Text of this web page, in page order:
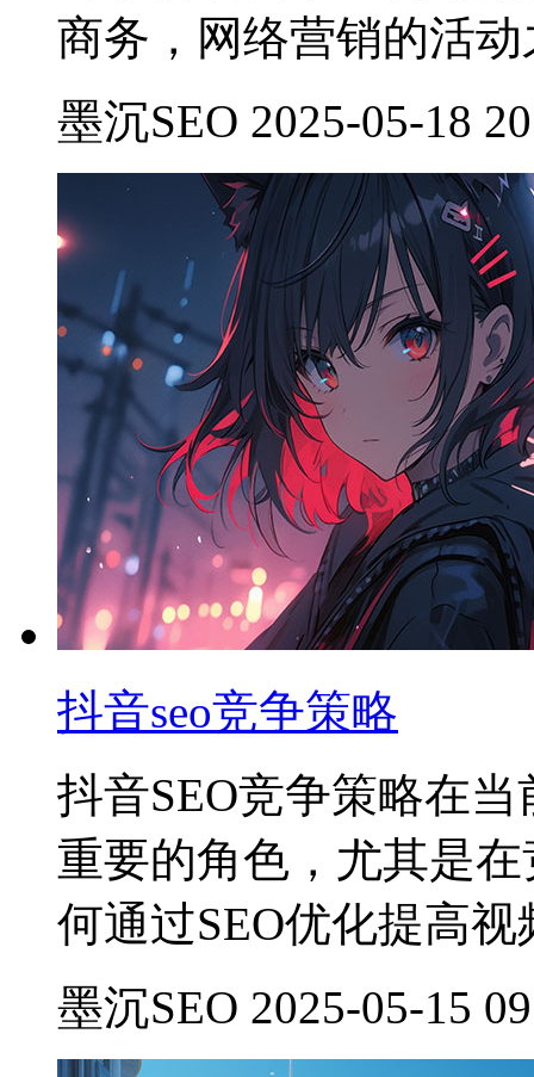
商务，网络营销的活
墨沉SEO 2025-05-18
抖音seo竞争策略
抖音SEO竞争策略在
重要的角色，尤其是
何通过SEO优化提高
墨沉SEO 2025-05-15